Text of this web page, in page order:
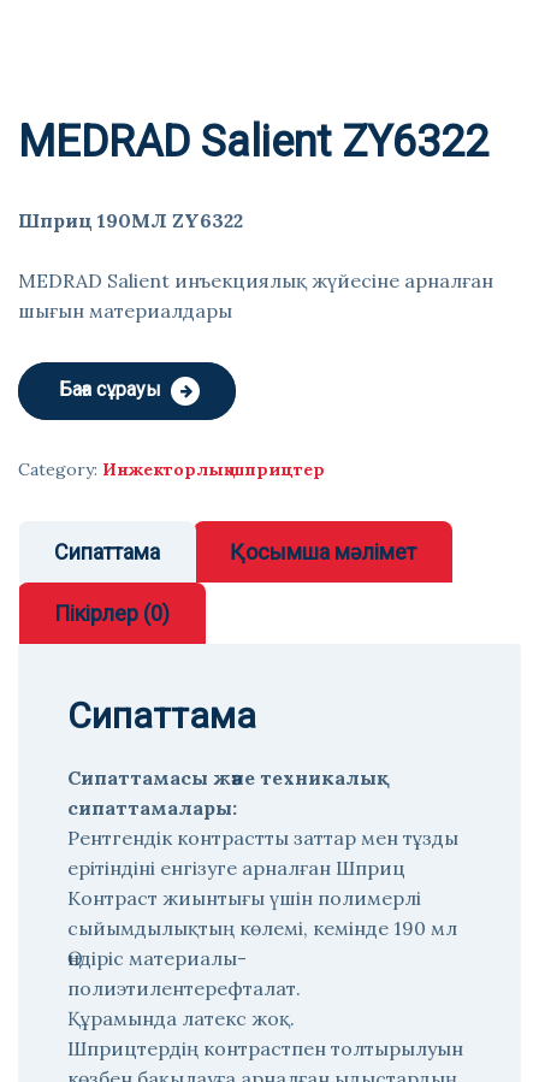
MEDRAD Salient ZY6322
Шприц 190МЛ ZY6322
MEDRAD Salient инъекциялық жүйесіне арналған
шығын материалдары
Баға сұрауы
Category: Инжекторлық шприцтер
Сипаттама Қосымша мәлімет
Пікірлер (0)
Сипаттама
Сипаттамасы және техникалық
сипаттамалары:
Рентгендік контрастты заттар мен тұзды
ерітіндіні енгізуге арналған Шприц
Контраст жиынтығы үшін полимерлі
сыйымдылықтың көлемі, кемінде 190 мл
Өндіріс материалы-
полиэтилентерефталат.
Құрамында латекс жоқ.
Шприцтердің контрастпен толтырылуын